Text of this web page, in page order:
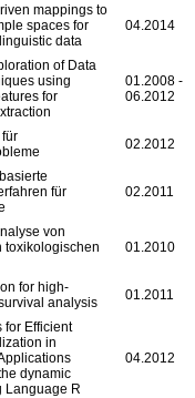
mappings to
spaces for
data
04.2014
of Data
using
for
01.2008 -
06.2012
02.2012
für
02.2011
von
toxikologischen
01.2010
for high-
analysis
01.2011
for Efficient
in
dynamic
Language R
04.2012